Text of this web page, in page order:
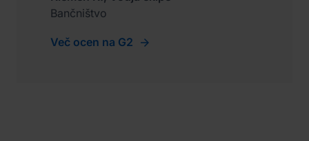
Bančništvo
Več ocen na G2